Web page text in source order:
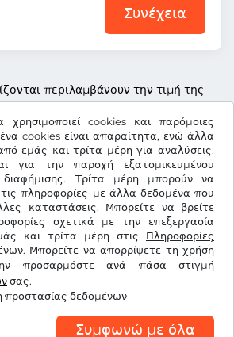
χρησιμοποιεί cookies και παρόμοιες
cookies είναι απαραίτητα, ενώ άλλα
εμάς και τρίτα μέρη για αναλύσεις,
για την παροχή εξατομικευμένου
διαφήμισης. Τρίτα μέρη μπορούν να
πληροφορίες με άλλα δεδομένα που
καταστάσεις. Μπορείτε να βρείτε
σχετικά με την επεξεργασία
και τρίτα μέρη στις Πληροφορίες
. Μπορείτε να απορρίψετε τη χρήση
προσαρμόστε ανά πάσα στιγμή
σας.
δεδομένων
Συμφωνώ με όλα
Συνέχεια
περιλαμβάνουν την τιμή της
και τον νόμιμο ΦΠΑ
/ Δικαίωμα Υπαναχώρησης
δεδομένων
Ρυθμίσεις cookies